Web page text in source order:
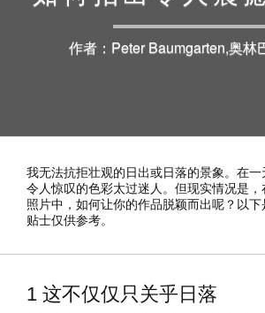
作者：Peter Baumgarten,奥林
我无法抗拒壮观的日出或日落的景象。在
令人惊叹的色彩太过迷人。但现实情况是
照片中，如何让你的作品脱颖而出呢？以
贴士仅供参考。
1 这不仅仅只关乎日落